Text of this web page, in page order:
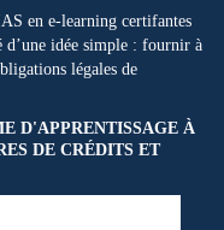
en e-learning certifantes
d’une idée simple : fournir à
légales de
D'APPRENTISSAGE À
DE CRÉDITS ET